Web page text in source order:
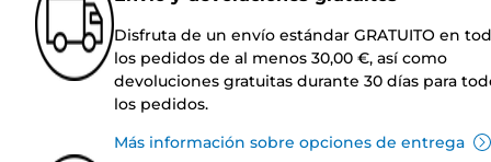
Disfruta de un envío estándar GRATUITO en
los pedidos de al menos 30,00 €, así como
devoluciones gratuitas durante 30 días para
los pedidos.
Más información sobre opciones de entrega